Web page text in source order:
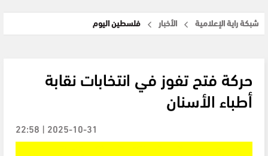
شبكة راية الإعلامية الأخبار فلسطين اليوم
حركة فتح تفوز في انتخابات نقابة
أطباء الأسنان
2025-10-31 | 22:58